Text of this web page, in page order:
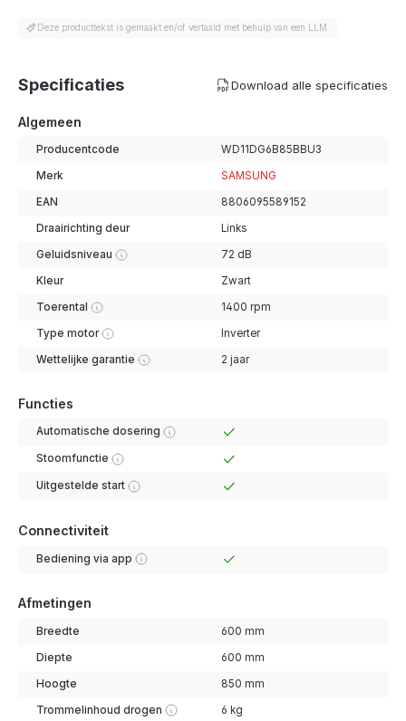
Deze producttekst is gemaakt en/of vertaald met behulp van een LLM.
Specificaties Download alle specificaties
Algemeen
Producentcode WD11DG6B85BBU3
Merk SAMSUNG
EAN 8806095589152
Draairichting deur Links
Geluidsniveau 72 dB
Kleur Zwart
Toerental 1400 rpm
Type motor Inverter
Wettelijke garantie 2 jaar
Functies
Automatische dosering
Stoomfunctie
Uitgestelde start
Connectiviteit
Bediening via app
Afmetingen
Breedte 600 mm
Diepte 600 mm
Hoogte 850 mm
Trommelinhoud drogen 6 kg